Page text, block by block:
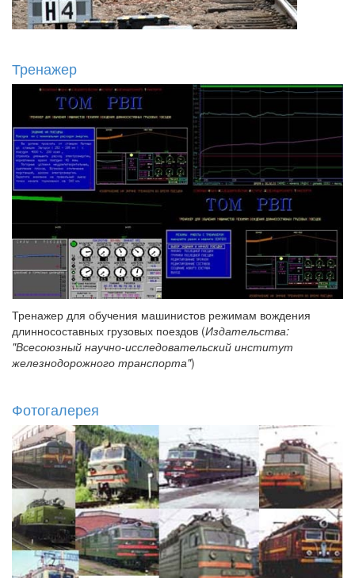
Тренажер
Тренажер для обучения машинистов режимам вождения
длинносоставных грузовых поездов (Издательства:
"Всесоюзный научно-исследовательский институт
железнодорожного транспорта")
Фотогалерея